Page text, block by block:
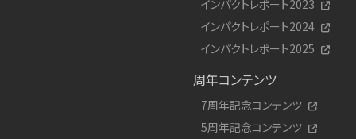
インパクトレポート2023
インパクトレポート2024
インパクトレポート2025
周年コンテンツ
7周年記念コンテンツ
5周年記念コンテンツ